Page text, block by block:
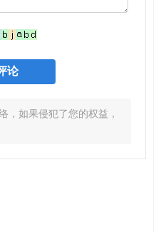
，如果侵犯了您的权益，